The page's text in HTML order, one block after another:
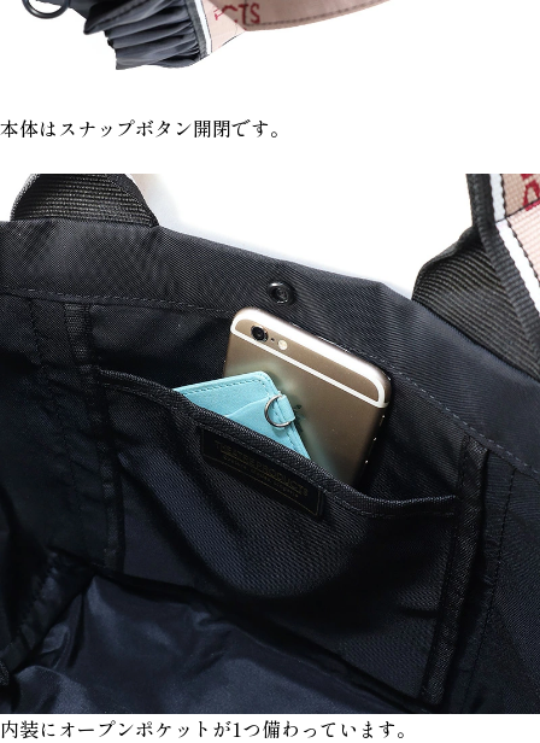
本体はスナップボタン開閉です。
内装にオープンポケットが1つ備わっています。